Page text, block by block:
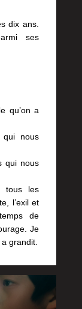
dix ans.
ses
qu’on a
nous
qui nous
tous les
l’exil et
de
Je
grandit.